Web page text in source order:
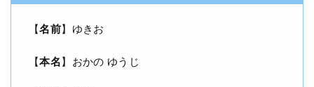
【名前】ゆきお
【本名】おかの ゆうじ